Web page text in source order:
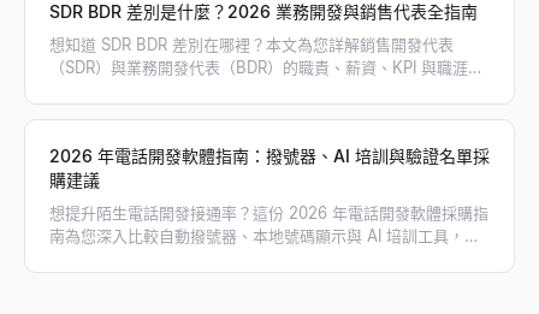
SDR BDR 差別是什麼？2026 業務開發與銷售代表全指南
想知道 SDR BDR 差別在哪裡？本文為您詳解銷售開發代表
（SDR）與業務開發代表（BDR）的職責、薪資、KPI 與職涯路
2026 年電話開發軟體指南：撥號器、AI 培訓與驗證名單採
購建議
想提升陌生電話開發接通率？這份 2026 年電話開發軟體採購指
南為您深入比較自動撥號器、本地號碼顯示與 AI 培訓工具，並